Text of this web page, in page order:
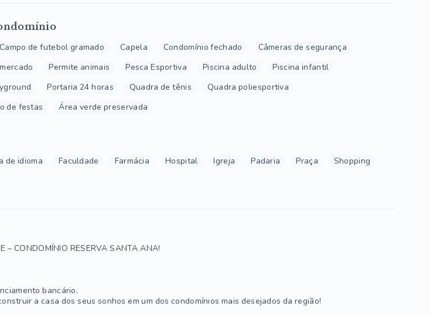
Campo de futebol gramado Capela Condomínio fechado
Câmeras de segurança
Permite animais Pesca Esportiva Piscina adulto
Piscina infantil
Portaria 24 horas Quadra de tênis
Quadra poliesportiva
de festas Área verde preservada
de idioma Faculdade Farmácia Hospital Igreja Padaria Praça
Shopping
– CONDOMÍNIO RESERVA SANTA ANA!
bancário.
a casa dos seus sonhos em um dos condomínios mais desejados da região!